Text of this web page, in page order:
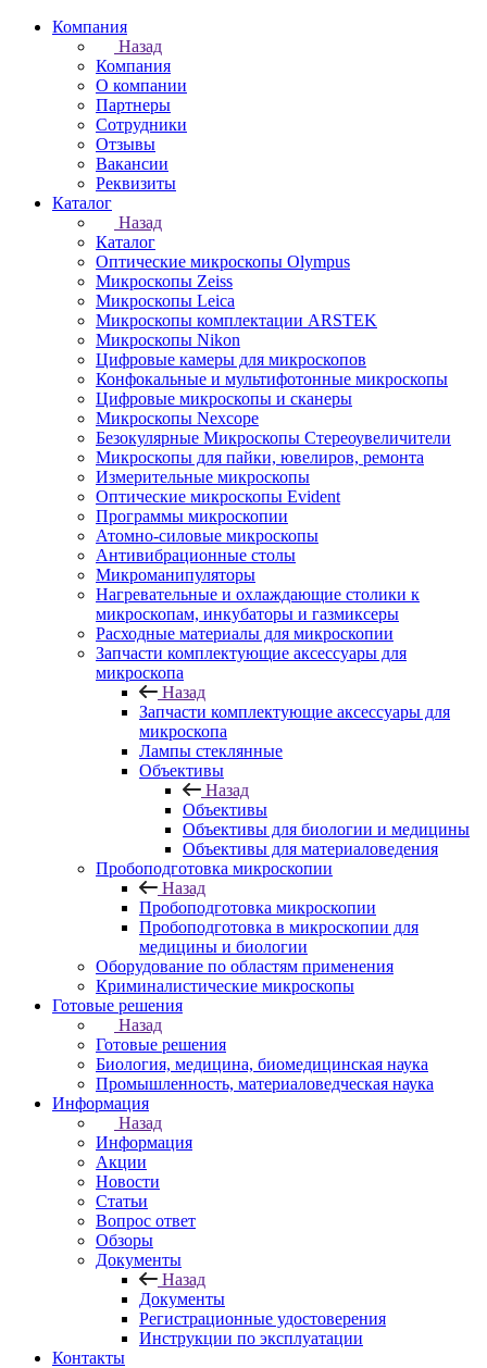
Компания
Назад
Компания
О компании
Партнеры
Сотрудники
Отзывы
Вакансии
Реквизиты
Каталог
Назад
Каталог
Оптические микроскопы Olympus
Микроскопы Zeiss
Микроскопы Leica
Микроскопы комплектации ARSTEK
Микроскопы Nikon
Цифровые камеры для микроскопов
Конфокальные и мультифотонные микроскопы
Цифровые микроскопы и сканеры
Микроскопы Nexcope
Безокулярные Микроскопы Стереоувеличители
Микроскопы для пайки, ювелиров, ремонта
Измерительные микроскопы
Оптические микроскопы Evident
Программы микроскопии
Атомно-силовые микроскопы
Антивибрационные столы
Микроманипуляторы
Нагревательные и охлаждающие столики к
микроскопам, инкубаторы и газмиксеры
Расходные материалы для микроскопии
Запчасти комплектующие аксессуары для
микроскопа
Назад
Запчасти комплектующие аксессуары для
микроскопа
Лампы стеклянные
Объективы
Назад
Объективы
Объективы для биологии и медицины
Объективы для материаловедения
Пробоподготовка микроскопии
Назад
Пробоподготовка микроскопии
Пробоподготовка в микроскопии для
медицины и биологии
Оборудование по областям применения
Криминалистические микроскопы
Готовые решения
Назад
Готовые решения
Биология, медицина, биомедицинская наука
Промышленность, материаловедческая наука
Информация
Назад
Информация
Акции
Новости
Статьи
Вопрос ответ
Обзоры
Документы
Назад
Документы
Регистрационные удостоверения
Инструкции по эксплуатации
Контакты